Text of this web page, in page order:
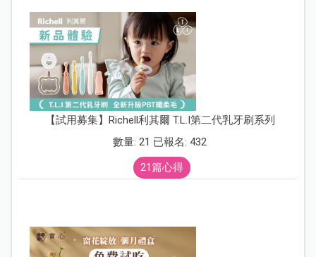
【試用募集】Richell利其爾 T.L.I第二代乳牙刷系列
數量: 21 已報名: 432
21篇心得